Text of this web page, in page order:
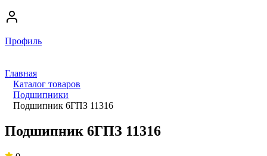
Профиль
Главная
Каталог товаров
Подшипники
Подшипник 6ГПЗ 11316
Подшипник 6ГПЗ 11316